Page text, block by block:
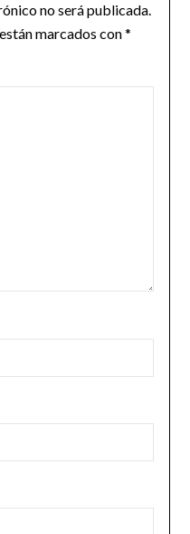
no será publicada.
marcados con*